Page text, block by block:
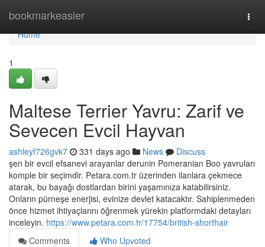
bookmarkeasier
Home
Home
1
Maltese Terrier Yavru: Zarif ve
Sevecen Evcil Hayvan
ashleyf726gvk7 331 days ago News
Discuss
şen bir evcil efsanevi arayanlar derunin Pomeranian Boo yavruları
komple bir seçimdir. Petara.com.tr üzerinden ilanlara çekmece
atarak, bu bayağı dostlardan birini yaşamınıza katabilirsiniz.
Onların pürneşe enerjisi, evinize devlet katacaktır. Sahiplenmeden
önce hizmet ihtiyaçlarını öğrenmek yürekin platformdaki detayları
inceleyin. https://www.petara.com.tr/17754/british-shorthair
Comments
Who Upvoted